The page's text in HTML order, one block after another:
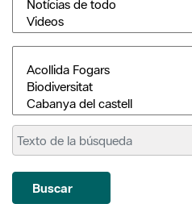
Buscar